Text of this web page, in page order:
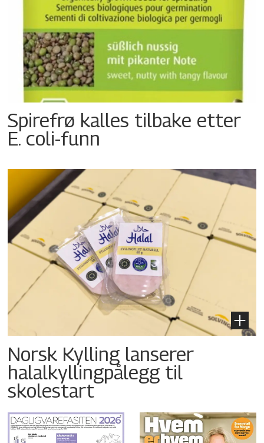
Spirefrø kalles tilbake etter
E. coli-funn
Norsk Kylling lanserer
halalkyllingpålegg til
skolestart